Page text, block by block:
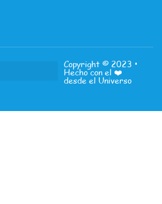
Copyright © 2023 •
Hecho con el ❤️
desde el Universo